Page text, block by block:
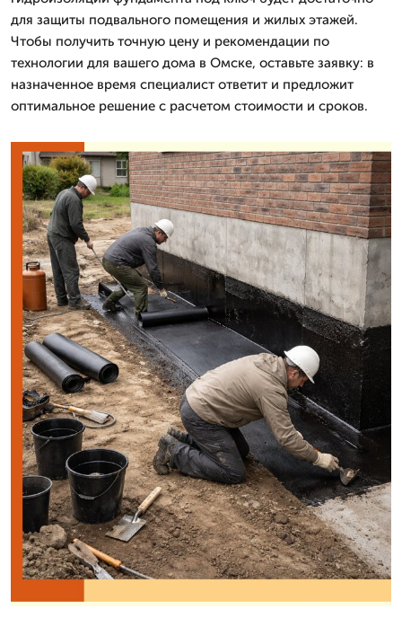
для защиты подвального помещения и жилых этажей.
Чтобы получить точную цену и рекомендации по
технологии для вашего дома в Омске, оставьте заявку: в
назначенное время специалист ответит и предложит
оптимальное решение с расчетом стоимости и сроков.